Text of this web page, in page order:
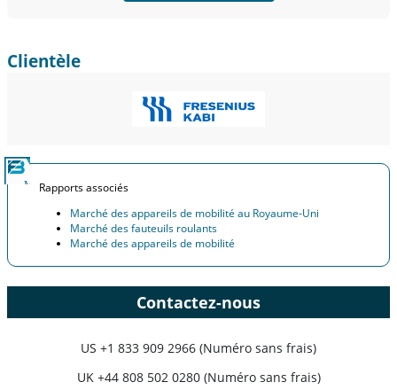
Clientèle
Rapports associés
Marché des appareils de mobilité au Royaume-Uni
Marché des fauteuils roulants
Marché des appareils de mobilité
Contactez-nous
US +1 833 909 2966 (Numéro sans frais)
UK +44 808 502 0280 (Numéro sans frais)